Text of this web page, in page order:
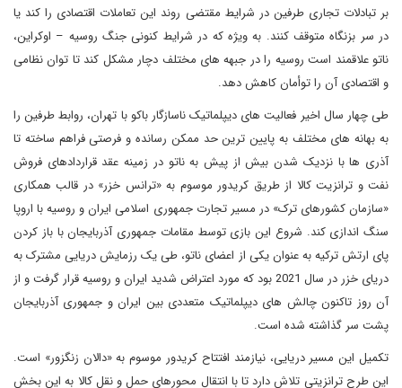
بر تبادلات تجاری طرفین در شرایط مقتضی روند این تعاملات اقتصادی را کند یا
در سر بزنگاه متوقف کنند. به ویژه که در شرایط کنونی جنگ روسیه – اوکراین،
ناتو علاقمند است روسیه را در جبهه های مختلف دچار مشکل کند تا توان نظامی
و اقتصادی آن را توأمان کاهش دهد.
طی چهار سال اخیر فعالیت های دیپلماتیک ناسازگار باکو با تهران، روابط طرفین را
به بهانه های مختلف به پایین ترین حد ممکن رسانده و فرصتی فراهم ساخته تا
آذری ها با نزدیک شدن بیش از پیش به ناتو در زمینه عقد قراردادهای فروش
نفت و ترانزیت کالا از طریق کریدور موسوم به «ترانس خزر» در قالب همکاری
«سازمان کشورهای ترک» در مسیر تجارت جمهوری اسلامی ایران و روسیه با اروپا
سنگ اندازی کند. شروع این بازی توسط مقامات جمهوری آذربایجان با باز کردن
پای ارتش ترکیه به عنوان یکی از اعضای ناتو، طی یک رزمایش دریایی مشترک به
دریای خزر در سال 2021 بود که مورد اعتراض شدید ایران و روسیه قرار گرفت و از
آن روز تاکنون چالش های دیپلماتیک متعددی بین ایران و جمهوری آذربایجان
پشت سر گذاشته شده است.
تکمیل این مسیر دریایی، نیازمند افتتاح کریدور موسوم به «دالان زنگزور» است.
این طرح ترانزیتی تلاش دارد تا با انتقال محورهای حمل و نقل کالا به این بخش